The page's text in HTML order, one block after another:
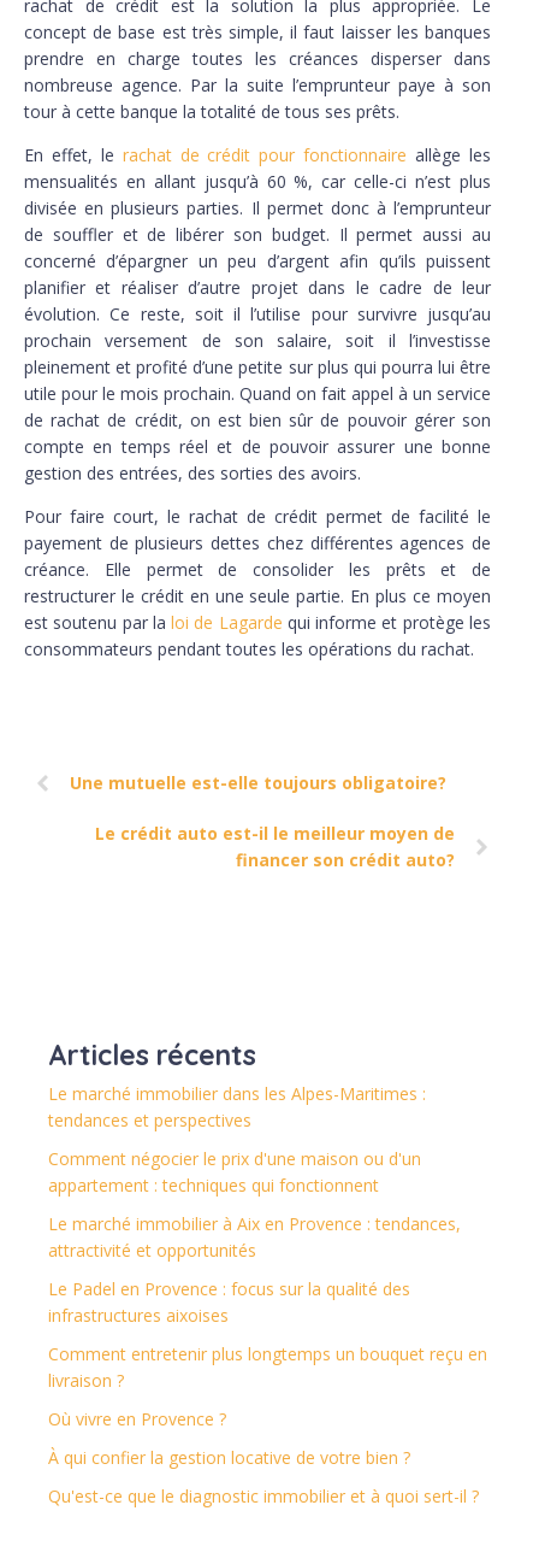
rachat de crédit est la solution la plus appropriée. Le
concept de base est très simple, il faut laisser les banques
prendre en charge toutes les créances disperser dans
nombreuse agence. Par la suite l’emprunteur paye à son
tour à cette banque la totalité de tous ses prêts.
En effet, le rachat de crédit pour fonctionnaire allège les
mensualités en allant jusqu’à 60 %, car celle-ci n’est plus
divisée en plusieurs parties. Il permet donc à l’emprunteur
de souffler et de libérer son budget. Il permet aussi au
concerné d’épargner un peu d’argent afin qu’ils puissent
planifier et réaliser d’autre projet dans le cadre de leur
évolution. Ce reste, soit il l’utilise pour survivre jusqu’au
prochain versement de son salaire, soit il l’investisse
pleinement et profité d’une petite sur plus qui pourra lui être
utile pour le mois prochain. Quand on fait appel à un service
de rachat de crédit, on est bien sûr de pouvoir gérer son
compte en temps réel et de pouvoir assurer une bonne
gestion des entrées, des sorties des avoirs.
Pour faire court, le rachat de crédit permet de facilité le
payement de plusieurs dettes chez différentes agences de
créance. Elle permet de consolider les prêts et de
restructurer le crédit en une seule partie. En plus ce moyen
est soutenu par laloi de Lagarde qui informe et protège les
consommateurs pendant toutes les opérations du rachat.
Une mutuelle est-elle toujours obligatoire?
Le crédit auto est-il le meilleur moyen de
financer son crédit auto?
Articles récents
Le marché immobilier dans les Alpes-Maritimes :
tendances et perspectives
Comment négocier le prix d'une maison ou d'un
appartement : techniques qui fonctionnent
Le marché immobilier à Aix en Provence : tendances,
attractivité et opportunités
Le Padel en Provence : focus sur la qualité des
infrastructures aixoises
Comment entretenir plus longtemps un bouquet reçu en
livraison ?
Où vivre en Provence ?
À qui confier la gestion locative de votre bien ?
Qu'est-ce que le diagnostic immobilier et à quoi sert-il ?